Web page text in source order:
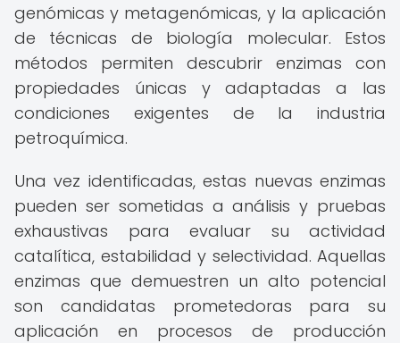
genómicas y metagenómicas, y la aplicación
de técnicas de biología molecular. Estos
métodos permiten descubrir enzimas con
propiedades únicas y adaptadas a las
condiciones exigentes de la industria
petroquímica.
Una vez identificadas, estas nuevas enzimas
pueden ser sometidas a análisis y pruebas
exhaustivas para evaluar su actividad
catalítica, estabilidad y selectividad. Aquellas
enzimas que demuestren un alto potencial
son candidatas prometedoras para su
aplicación en procesos de producción